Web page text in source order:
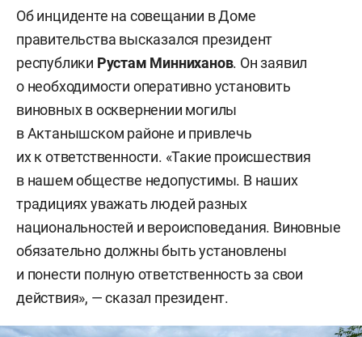
Об инциденте на совещании в Доме
правительства высказался президент
республики Рустам Минниханов. Он заявил
о необходимости оперативно установить
виновных в осквернении могилы
в Актанышском районе и привлечь
их к ответственности. «Такие происшествия
в нашем обществе недопустимы. В наших
традициях уважать людей разных
национальностей и вероисповедания. Виновные
обязательно должны быть установлены
и понести полную ответственность за свои
действия», — сказал президент.